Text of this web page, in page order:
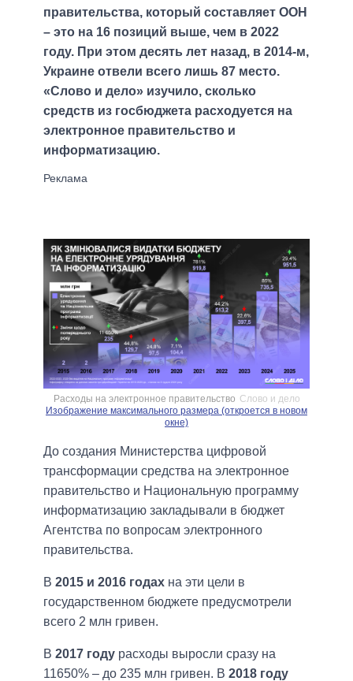
правительства, который составляет ООН
– это на 16 позиций выше, чем в 2022
году. При этом десять лет назад, в 2014-м,
Украине отвели всего лишь 87 место.
«Слово и дело» изучило, сколько
средств из госбюджета расходуется на
электронное правительство и
информатизацию.
Расходы на электронное правительство Слово и дело
Изображение максимального размера (откроется в новом
окне)
До создания Министерства цифровой
трансформации средства на электронное
правительство и Национальную программу
информатизацию закладывали в бюджет
Агентства по вопросам электронного
правительства.
В 2015 и 2016 годах на эти цели в
государственном бюджете предусмотрели
всего 2 млн гривен.
В 2017 году расходы выросли сразу на
11650% – до 235 млн гривен. В 2018 году